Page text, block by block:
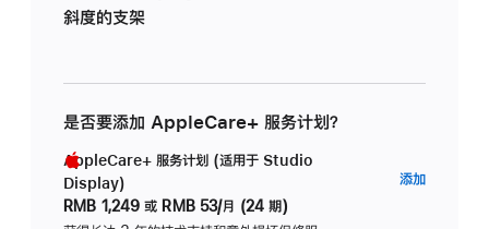
斜度的支架
是否要添加 AppleCare+ 服务计划？
AppleCare+ 服务计划 (适用于 Studio
Display)
RMB 1,249 或 RMB 53/月 (24 期)
添加